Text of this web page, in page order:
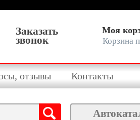
Заказать
звонок
Моя
Корзина
отзывы Контакты